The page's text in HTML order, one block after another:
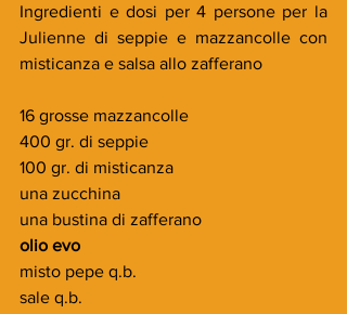
Ingredienti e dosi per 4 persone per la
Julienne di seppie e mazzancolle con
misticanza e salsa allo zafferano
16 grosse mazzancolle
400 gr. di seppie
100 gr. di misticanza
una zucchina
una bustina di zafferano
olio evo
misto pepe q.b.
sale q.b.